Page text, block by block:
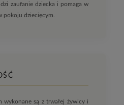
zaufanie dziecka i pomaga w
pokoju dziecięcym.
wykonane są z trwałej żywicy i